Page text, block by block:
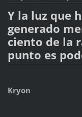
Y la luz que
generado
ciento de la
punto es
Kryon